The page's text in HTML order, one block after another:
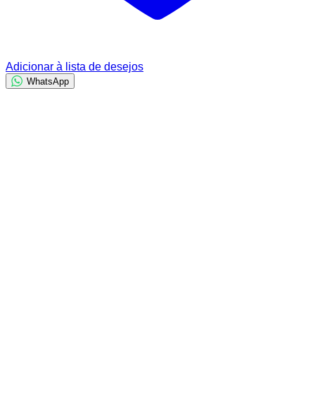
Adicionar à lista de desejos
WhatsApp